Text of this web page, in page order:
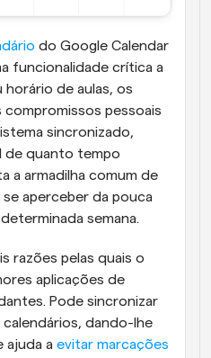
do Google Calendar
funcionalidade crítica a
de aulas, os
pessoais
sincronizado,
de quanto tempo
a armadilha comum de
aperceber da pouca
semana.
razões pelas quais o
aplicações de
Pode sincronizar
dando-lhe
ajuda a evitar marcações